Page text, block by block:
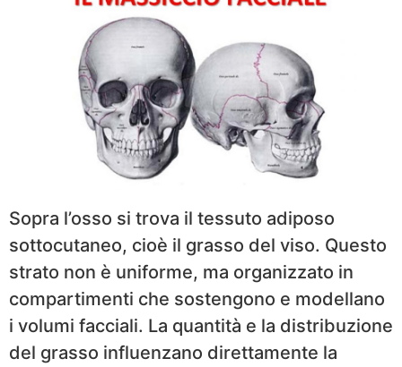
Sopra l’osso si trova il tessuto adiposo
sottocutaneo, cioè il grasso del viso. Questo
strato non è uniforme, ma organizzato in
compartimenti che sostengono e modellano
i volumi facciali. La quantità e la distribuzione
del grasso influenzano direttamente la